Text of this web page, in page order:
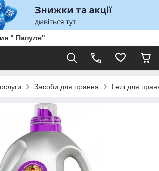
" Папуля"
Засоби для прання Гелі для